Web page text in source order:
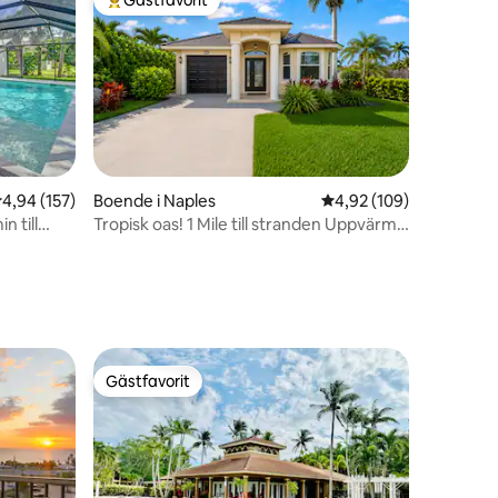
av 5 i genomsnittligt betyg, 157 omdömen
4,94 (157)
till
Populär gästfavorit
Boende i Naples 4,92 av 5 i
4,92 (109)
Tropisk oas! 1 Mile till stranden Uppvärmd
Gästfavorit
Gästfavorit